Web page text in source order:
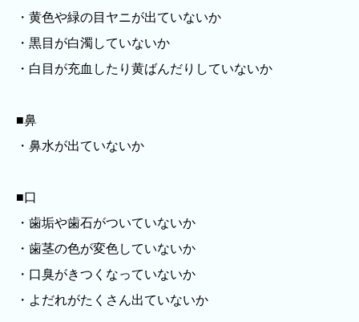
・黄色や緑の目ヤニが出ていないか
・黒目が白濁していないか
・白目が充血したり黄ばんだりしていないか
■鼻
・鼻水が出ていないか
■口
・歯垢や歯石がついていないか
・歯茎の色が変色していないか
・口臭がきつくなっていないか
・よだれがたくさん出ていないか